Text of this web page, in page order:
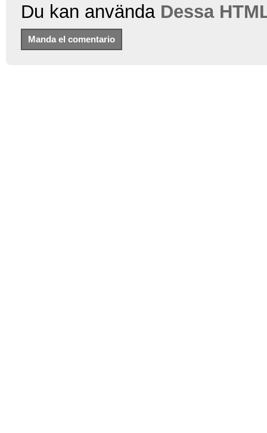
Du kan använda Dessa